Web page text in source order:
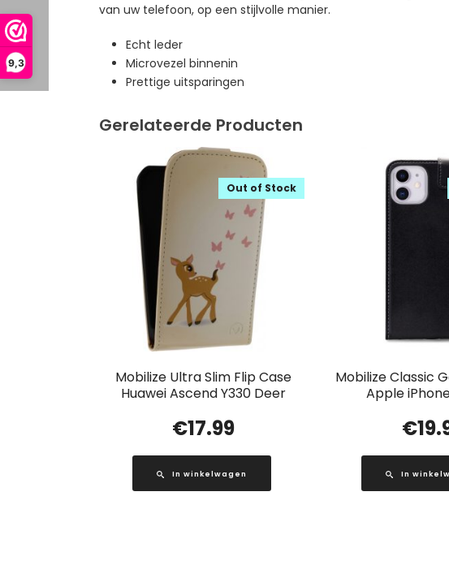
9,3
van uw telefoon, op een stijlvolle manier.
Echt leder
Microvezel binnenin
Prettige uitsparingen
Gerelateerde Producten
Mobilize Ultra Slim Flip Case
Huawei Ascend Y330 Deer
Out of Stock
€17.99
In winkelwagen
Mobilize Classic
Apple
€
In